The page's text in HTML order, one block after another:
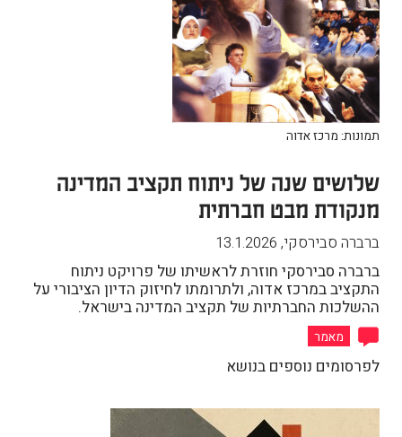
תמונות: מרכז אדוה
שלושים שנה של ניתוח תקציב המדינה
מנקודת מבט חברתית
ברברה סבירסקי,
13.1.2026
ברברה סבירסקי חוזרת לראשיתו של פרויקט ניתוח
התקציב במרכז אדוה, ולתרומתו לחיזוק הדיון הציבורי על
ההשלכות החברתיות של תקציב המדינה בישראל.
מאמר
לפרסומים נוספים בנושא